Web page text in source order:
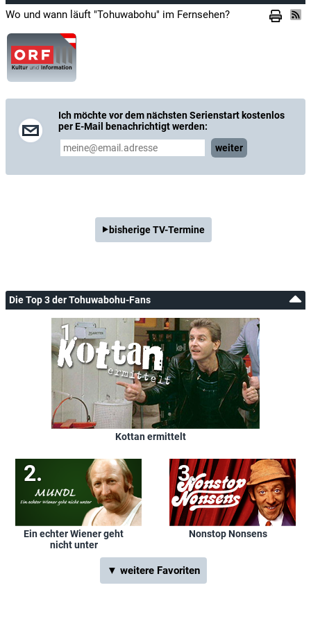
Wo und wann läuft "Tohuwabohu" im Fernsehen?
Ich möchte vor dem nächsten Serienstart kostenlos
per E-Mail benachrichtigt werden:
weiter
bisherige TV-Termine
Die Top 3 der Tohuwabohu-Fans
Kottan ermittelt
Ein echter Wiener geht
nicht unter
Nonstop Nonsens
▼ weitere Favoriten